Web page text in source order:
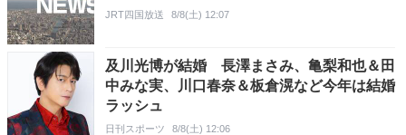
JRT四国放送 8/8(土) 12:07
及川光博が結婚 長澤まさみ、亀梨和也＆田
中みな実、川口春奈＆板倉滉など今年は結婚
ラッシュ
日刊スポーツ 8/8(土) 12:06